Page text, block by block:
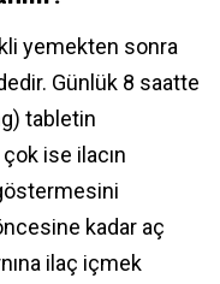
yemekten sonra
Günlük 8 saatte
tabletin
çok ise ilacın
kadar aç
ilaç içmek